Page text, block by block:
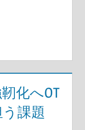
化へOT
課題